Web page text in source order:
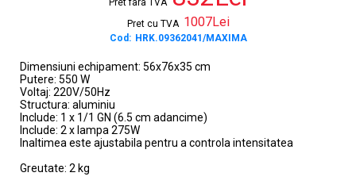
Pret fara TVA
Pret cu TVA 1007Lei
Cod: HRK.09362041/MAXIMA
Dimensiuni echipament: 56x76x35 cm
Putere: 550 W
Voltaj: 220V/50Hz
Structura: aluminiu
Include: 1 x 1/1 GN (6.5 cm adancime)
Include: 2 x lampa 275W
Inaltimea este ajustabila pentru a controla intensitatea
Greutate: 2 kg